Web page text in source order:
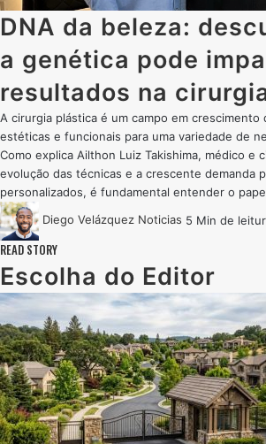
DNA da beleza:
a genética pode
resultados na
A cirurgia plástica é um campo em
estéticas e funcionais para uma variedade de
Como explica Ailthon Luiz Takishima, médico e
evolução das técnicas e a crescente demanda
personalizados, é fundamental entender o
Diego Velázquez Noticias 5 Min de
READ STORY
Escolha do Editor